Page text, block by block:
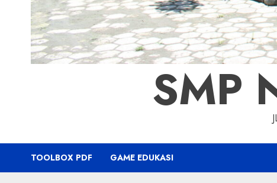
SMP
TOOLBOX PDF GAME EDUKASI